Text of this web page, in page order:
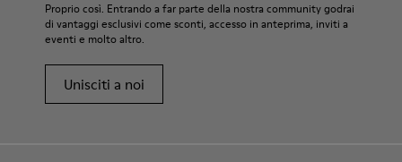
Proprio così. Entrando a far parte della nostra community godrai
di vantaggi esclusivi come sconti, accesso in anteprima, inviti a
eventi e molto altro.
Unisciti a noi